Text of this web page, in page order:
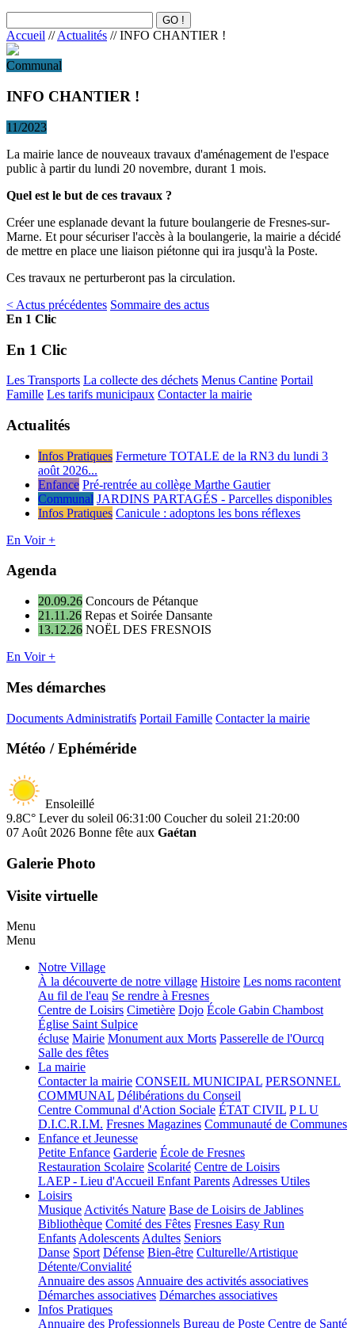
Accueil //Actualités // INFO CHANTIER !
Communal
INFO CHANTIER !
11/2023
La mairie lance de nouveaux travaux d'aménagement de l'espace
public à partir du lundi 20 novembre, durant 1 mois.
Quel est le but de ces travaux ?
Créer une esplanade devant la future boulangerie de Fresnes-sur-
Marne. Et pour sécuriser l'accès à la boulangerie, la mairie a décidé
de mettre en place une liaison piétonne qui ira jusqu'à la Poste.
Ces travaux ne perturberont pas la circulation.
< Actus précédentes Sommaire des actus
En 1 Clic
En 1 Clic
Les Transports La collecte des déchets Menus Cantine Portail
Famille Les tarifs municipaux Contacter la mairie
Actualités
Infos Pratiques Fermeture TOTALE de la RN3 du lundi 3
août 2026...
Enfance Pré-rentrée au collège Marthe Gautier
Communal JARDINS PARTAGÉS - Parcelles disponibles
Infos Pratiques Canicule : adoptons les bons réflexes
En Voir +
Agenda
20.09.26 Concours de Pétanque
21.11.26 Repas et Soirée Dansante
13.12.26 NOËL DES FRESNOIS
En Voir +
Mes démarches
Documents Administratifs Portail Famille Contacter la mairie
Météo / Ephéméride
Ensoleillé
9.8C° Lever du soleil 06:31:00 Coucher du soleil 21:20:00
07 Août 2026 Bonne fête aux Gaétan
Galerie Photo
Visite virtuelle
Menu
Menu
Notre Village
À la découverte de notre village Histoire Les noms racontent
Au fil de l'eau Se rendre à Fresnes
Centre de Loisirs Cimetière Dojo École Gabin Chambost
Église Saint Sulpice
écluse Mairie Monument aux Morts Passerelle de l'Ourcq
Salle des fêtes
La mairie
Contacter la mairie CONSEIL MUNICIPAL PERSONNEL
COMMUNAL Délibérations du Conseil
Centre Communal d'Action Sociale ÉTAT CIVIL P L U
D.I.C.R.I.M. Fresnes Magazines Communauté de Communes
Enfance et Jeunesse
Petite Enfance Garderie École de Fresnes
Restauration Scolaire Scolarité Centre de Loisirs
LAEP - Lieu d'Accueil Enfant Parents Adresses Utiles
Loisirs
Musique Activités Nature Base de Loisirs de Jablines
Bibliothèque Comité des Fêtes Fresnes Easy Run
Enfants Adolescents Adultes Seniors
Danse Sport Défense Bien-être Culturelle/Artistique
Détente/Convialité
Annuaire des assos Annuaire des activités associatives
Démarches associatives Démarches associatives
Infos Pratiques
Annuaire des Professionnels Bureau de Poste Centre de Santé